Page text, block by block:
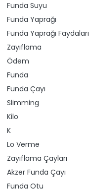
Funda Suyu
Funda Yaprağı
Funda Yaprağı Faydaları
Zayıflama
Ödem
Funda
Funda Çayı
Slimming
Kilo
K
Lo Verme
Zayıflama Çayları
Akzer Funda Çayı
Funda Otu